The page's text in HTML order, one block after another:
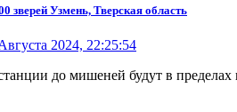
зверей Узмень, Тверская область
2024, 22:25:54
до мишеней будут в